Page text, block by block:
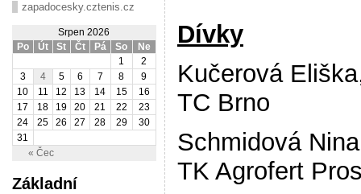
zapadocesky.cztenis.cz
Srpen 2026
Po
Út St Čt Pá So Ne
« Čec
1
2
3
4 5 6 7 8
9
10
11 12 13 14 15
16
17
18 19 20 21 22
23
24
25 26 27 28 29
30
31
Základní
Dívky
Kučerová
TC Brno
Schmidová
TK Agrofert